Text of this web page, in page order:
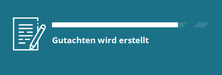
Gutachten wird erstellt